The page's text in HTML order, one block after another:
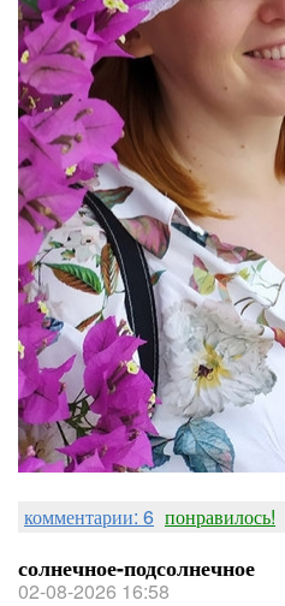
комментарии: 6 понравилось!
солнечное-подсолнечное
02-08-2026 16:58